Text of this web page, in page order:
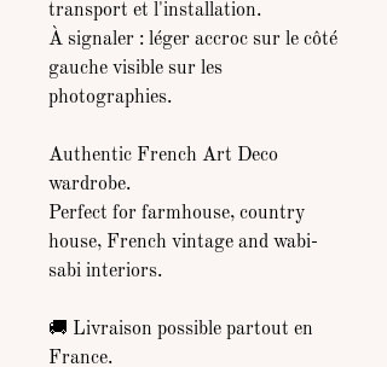
transport et l'installation.
À signaler : léger accroc sur le côté
gauche visible sur les
photographies.
Authentic French Art Deco
wardrobe.
Perfect for farmhouse, country
house, French vintage and wabi-
sabi interiors.
🚚 Livraison possible partout en
France.